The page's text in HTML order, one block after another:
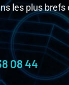
les plus
08 44